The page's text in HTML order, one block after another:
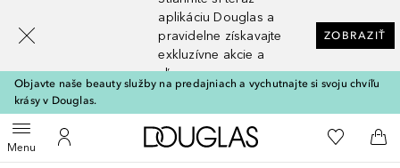
aplikáciu Douglas a
pravidelne získavajte
exkluzívne akcie a
zľavy
ZOBRAZIŤ
Objavte naše beauty služby na predajniach a vychutnajte si svoju chvíľu
krásy v Douglas.
MenuOtvoriť menuDo môjho účtu
Domov Do môjho
Do
Choď späť
Vykonajte vyhľadávanie
[navigation.slideout.screenreader]